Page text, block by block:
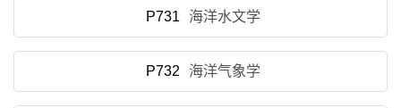
P731 海洋水文学
P732 海洋气象学